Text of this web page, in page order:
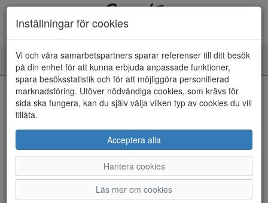
Toggle
navigation
HEM
Inställningar för cookies
Vi och våra samarbetspartners sparar referenser till ditt besök
på din enhet för att kunna erbjuda anpassade funktioner,
spara besöksstatistik och för att möjliggöra personifierad
marknadsföring. Utöver nödvändiga cookies, som krävs för
sida ska fungera, kan du själv välja vilken typ av cookies du vill
tillåta.
Acceptera alla
Hantera cookies
Läs mer om cookies